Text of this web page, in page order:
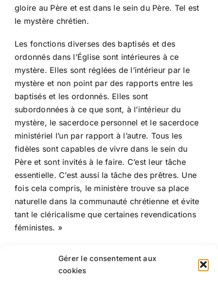
Gérer le consentement aux
cookies
gloire au Père et est dans le sein du Père. Tel est
le mystère chrétien.
Les fonctions diverses des baptisés et des
ordonnés dans l’Église sont intérieures à ce
mystère. Elles sont réglées de l’intérieur par le
mystère et non point par des rapports entre les
baptisés et les ordonnés. Elles sont
subordonnées à ce que sont, à l’intérieur du
mystère, le sacerdoce personnel et le sacerdoce
ministériel l’un par rapport à l’autre. Tous les
fidèles sont capables de vivre dans le sein du
Père et sont invités à le faire. C’est leur tâche
essentielle. C’est aussi la tâche des prêtres. Une
fois cela compris, le ministère trouve sa place
naturelle dans la communauté chrétienne et évite
tant le cléricalisme que certaines revendications
féministes. »